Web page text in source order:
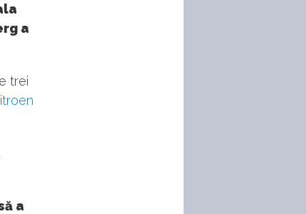
a
trei
a